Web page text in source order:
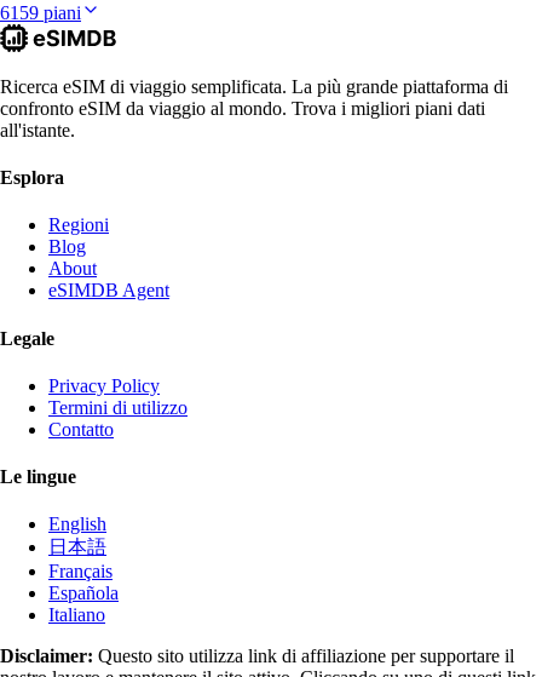
6159 piani
Ricerca eSIM di viaggio semplificata. La più grande piattaforma di
confronto eSIM da viaggio al mondo. Trova i migliori piani dati
all'istante.
Esplora
Regioni
Blog
About
eSIMDB Agent
Legale
Privacy Policy
Termini di utilizzo
Contatto
Le lingue
English
日本語
Français
Española
Italiano
Disclaimer: Questo sito utilizza link di affiliazione per supportare il